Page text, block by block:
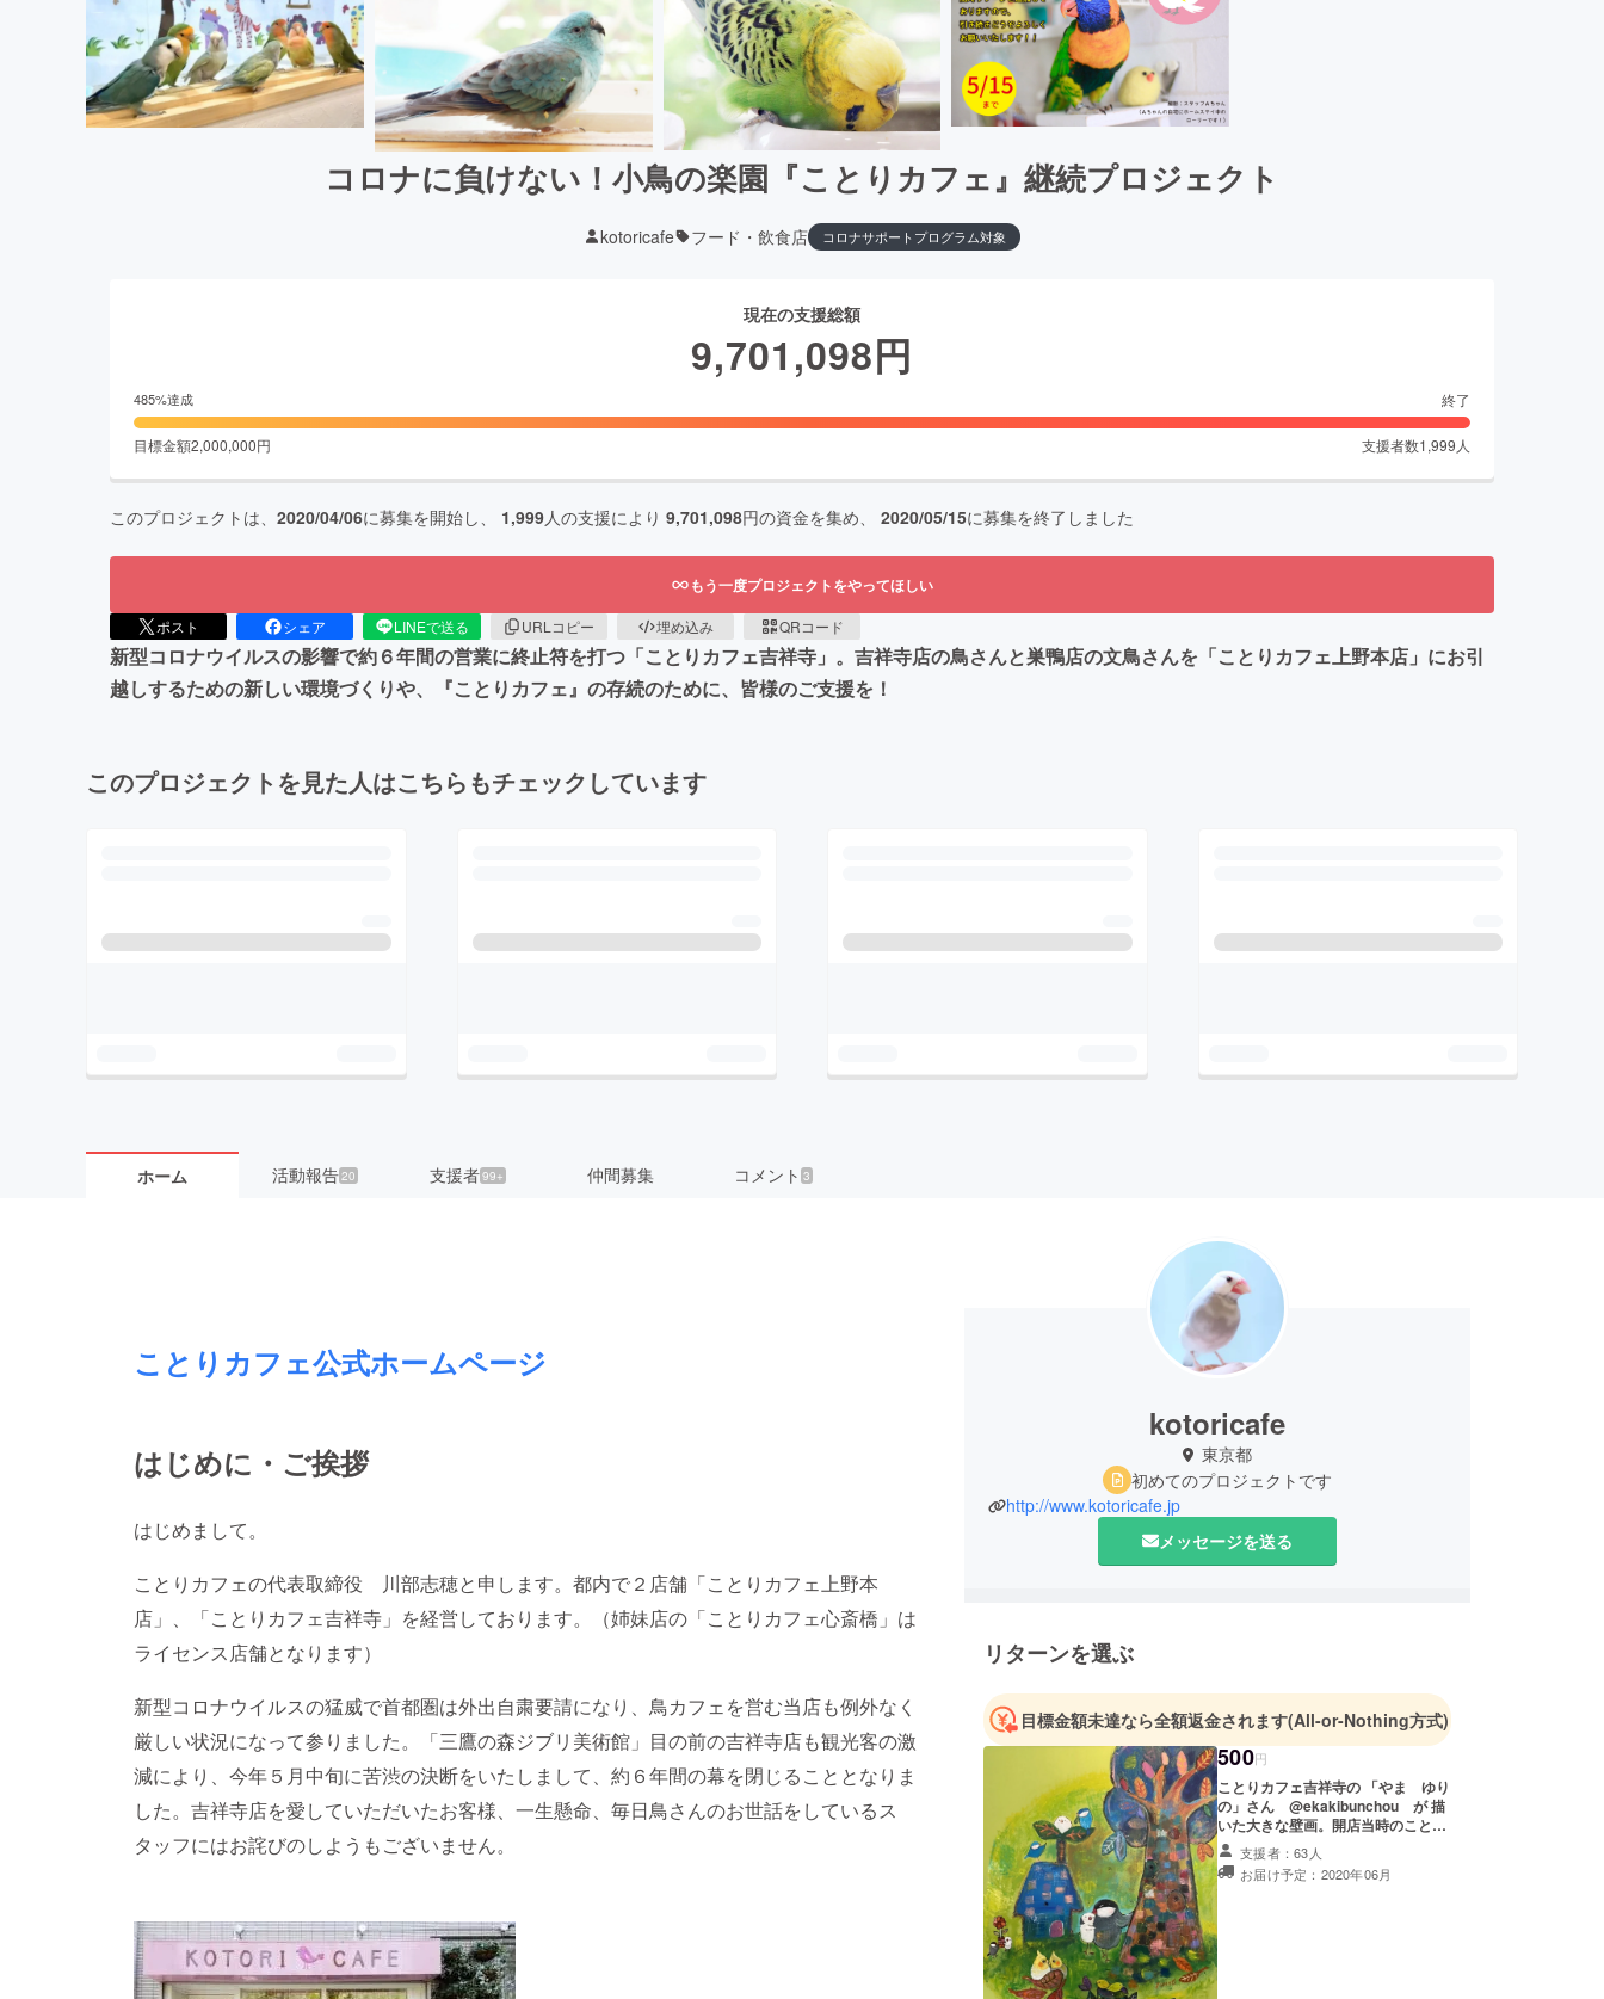
コロナに負けない！小鳥の楽園『ことりカフェ』継続プロジェクト
kotoricafe フード・飲食店 コロナサポートプログラム対象
現在の支援総額
9,701,098円
485%達成 終了
目標金額2,000,000円 支援者数1,999 人
このプロジェクトは、 2020/04/06に募集を開始し、 1,999人の支援により 9,701,098円の資金を集め、 2020/05/15に募集を終了しました
もう一度プロジェクトをやってほしい
ポスト シェア LINEで送る URLコピー 埋め込み QRコード
新型コロナウイルスの影響で約６年間の営業に終止符を打つ「ことりカフェ吉祥寺」。吉祥寺店の鳥さんと巣鴨店の文鳥さんを「ことりカフェ上野本店」にお引
越しするための新しい環境づくりや、『ことりカフェ』の存続のために、皆様のご支援を！
このプロジェクトを見た人はこちらもチェックしています
ホーム 活動報告 20 支援者99+ 仲間募集 コメント 3
ことりカフェ公式ホームページ
はじめに・ご挨拶
はじめまして。
ことりカフェの代表取締役 川部志穂と申します。都内で２店舗「ことりカフェ上野本
店」、「ことりカフェ吉祥寺」を経営しております。（姉妹店の「ことりカフェ心斎橋」は
ライセンス店舗となります）
新型コロナウイルスの猛威で首都圏は外出自粛要請になり、鳥カフェを営む当店も例外なく
厳しい状況になって参りました。「三鷹の森ジブリ美術館」目の前の吉祥寺店も観光客の激
減により、今年５月中旬に苦渋の決断をいたしまして、約６年間の幕を閉じることとなりま
した。吉祥寺店を愛していただいたお客様、一生懸命、毎日鳥さんのお世話をしているス
タッフにはお詫びのしようもございません。
kotoricafe
東京都
初めてのプロジェクトです
http://www.kotoricafe.jp
メッセージを送る
リターンを選ぶ
目標金額未達なら全額返金されます(All-or-Nothing方式)
500円
ことりカフェ吉祥寺の 「やま ゆり
の」さん @ekakibunchou が 描
いた大きな壁画。開店当時のことり
スタッフがモデルです。 「吉祥寺の
思い出の商品が欲しい」とリクエス
トいただきましたので、急遽、ポス
支援者：63人
お届け予定：2020年06月